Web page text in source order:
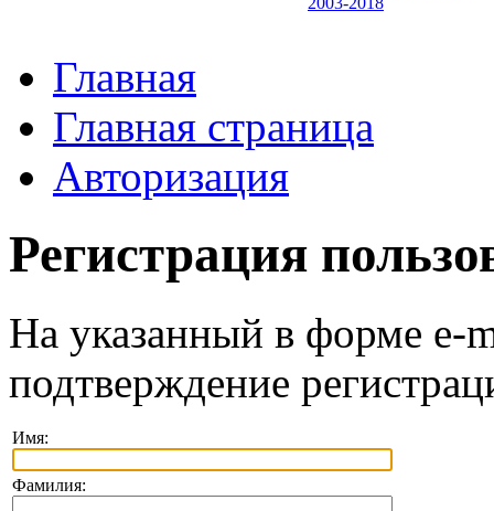
Главная
Главная страница
Авторизация
Регистрация
На указанный в форме e-
подтверждение
Имя:
Фамилия: